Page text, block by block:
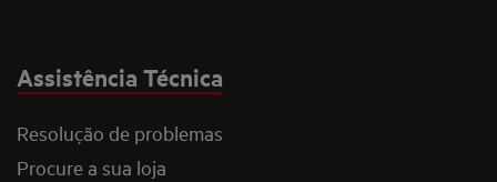
Assistência Técnica
Resolução de problemas
Procure a sua loja